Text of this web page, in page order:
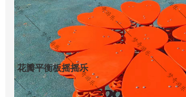
花瓣平衡板摇摇乐